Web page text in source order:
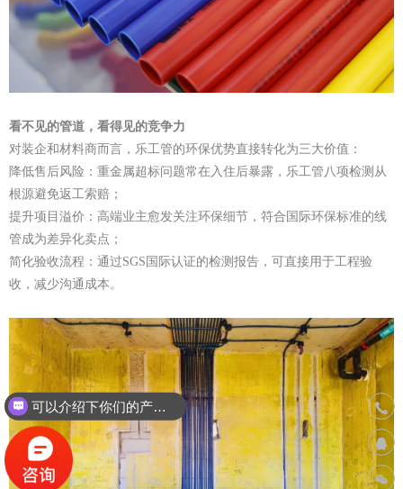
看不见的管道，看得见的竞争力
对装企和材料商而言，乐工管的环保优势直接转化为三大价值：
降低售后风险：重金属超标问题常在入住后暴露，乐工管八项检测从
根源避免返工索赔；
提升项目溢价：高端业主愈发关注环保细节，符合国际环保标准的线
管成为差异化卖点；
简化验收流程：通过SGS国际认证的检测报告，可直接用于工程验
收，减少沟通成本。
联